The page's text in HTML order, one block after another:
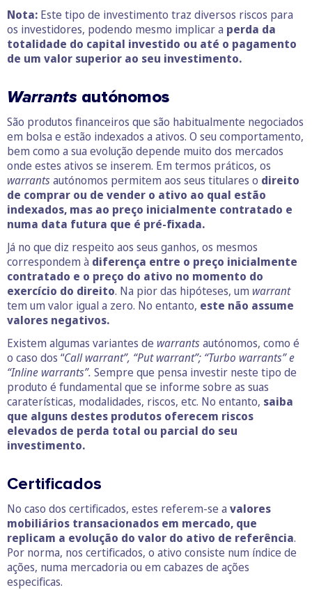
Nota: Este tipo de investimento traz diversos riscos para
os investidores, podendo mesmo implicar a perda da
totalidade do capital investido ou até o pagamento
de um valor superior ao seu investimento.
Warrants autónomos
São produtos financeiros que são habitualmente negociados
em bolsa e estão indexados a ativos. O seu comportamento,
bem como a sua evolução depende muito dos mercados
onde estes ativos se inserem. Em termos práticos, os
warrantsautónomos permitem aos seus titulares o direito
de comprar ou de vender o ativo ao qual estão
indexados, mas ao preço inicialmente contratado e
numa data futura que é pré-fixada.
Já no que diz respeito aos seus ganhos, os mesmos
correspondem à diferença entre o preço inicialmente
contratado e o preço do ativo no momento do
exercício do direito. Na pior das hipóteses, um warrant
tem um valor igual a zero. No entanto, este não assume
valores negativos.
Existem algumas variantes de warrantsautónomos, como é
o caso dos “Call warrant”, “Put warrant”; “Turbo warrants” e
“Inline warrants”. Sempre que pensa investir neste tipo de
produto é fundamental que se informe sobre as suas
caraterísticas, modalidades, riscos, etc. No entanto, saiba
que alguns destes produtos oferecem riscos
elevados de perda total ou parcial do seu
investimento.
Certificados
No caso dos certificados, estes referem-se a valores
mobiliários transacionados em mercado, que
replicam a evolução do valor do ativo de referência.
Por norma, nos certificados, o ativo consiste num índice de
ações, numa mercadoria ou em cabazes de ações
especificas.